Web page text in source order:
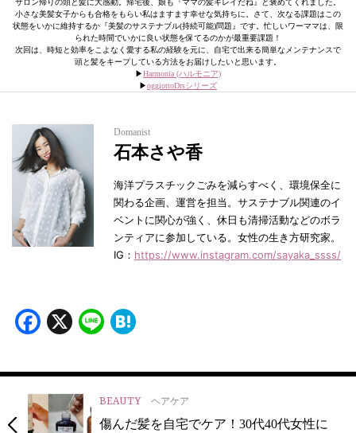
小さな美髪女子からも合格をもらい私はますます幸せな気持ちに。さて、次なる課題はこの
状態をいかに維持するか『美髪のサステナブル(持続可能)問題』です。忙しいワーママは、限
られた時間でいかに良い状態を保てるのかが最重要課題！
次回は、時短と効率をこよなく愛する私の経験を元に、自宅で出来る簡単なメンテナンスで
頭と髪をキープしている方法をお届けしたいと思います。
▶︎Harmonia (ハルモニア)
▶︎oggiottoDrsシリーズ
Domanist
石本さや香
海洋プラスチックごみを減らすべく、環境保全に
関わる企画、運営を担当。サステナブル関連のイ
ベントに関心が強く、休日も清掃活動などのボラ
ンティアに参加している。女性の生き方研究家。
IG： https://www.instagram.com/sayaka_ssss/
Facebook
X Line
BEAUTY ヘアケア
傷んだ髪を自宅でケア！30代40代女性に